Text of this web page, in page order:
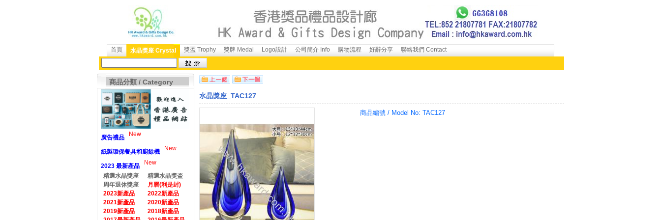
首頁 水晶獎座 Crystal 獎盃 Trophy 獎牌 Medal Logo設計 公司簡介 Info 購物流程 好辭分享 聯絡我們 Contact
商品分類 / Category
廣告禮品 New
紙製環保餐具和廚餘機 New
2023 最新產品
New
精選水晶獎座
精選水晶獎盃
周年退休獎座
月曆(利是封)
2023新產品
2022新產品
2021新產品
2020新產品
2019新產品
2018新產品
水晶獎座_TAC127
商品編號 / Model No: TAC127